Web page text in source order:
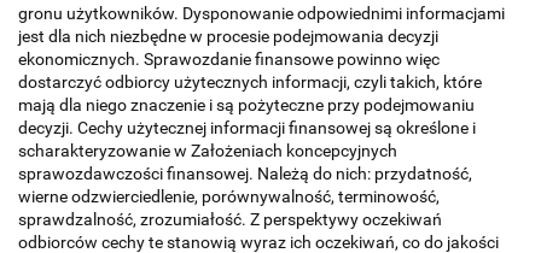
gronu użytkowników. Dysponowanie odpowiednimi informacjami
jest dla nich niezbędne w procesie podejmowania decyzji
ekonomicznych. Sprawozdanie finansowe powinno więc
dostarczyć odbiorcy użytecznych informacji, czyli takich, które
mają dla niego znaczenie i są pożyteczne przy podejmowaniu
decyzji. Cechy użytecznej informacji finansowej są określone i
scharakteryzowanie w Założeniach koncepcyjnych
sprawozdawczości finansowej. Należą do nich: przydatność,
wierne odzwierciedlenie, porównywalność, terminowość,
sprawdzalność, zrozumiałość. Z perspektywy oczekiwań
odbiorców cechy te stanowią wyraz ich oczekiwań, co do jakości